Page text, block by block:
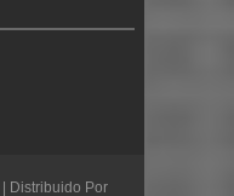
| Distribuido Por